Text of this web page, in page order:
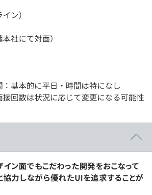
ン）
社にて対面）
基本的に平日・時間は特になし
回数は状況に応じて変更になる可能性
ン面でもこだわった開発をおこなって
協力しながら優れたUIを追求することが